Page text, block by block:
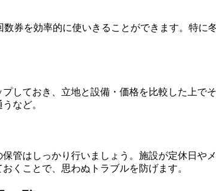
券を効率的に使いきることができます。特
しておき、立地と設備・価格を比較した上
など。
管はしっかり行いましょう。施設が定休日
くことで、思わぬトラブルを防げます。